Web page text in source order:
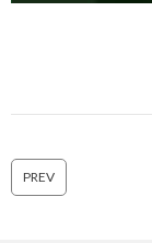
PREV